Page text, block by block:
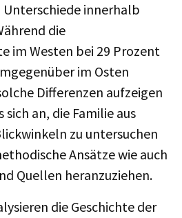
innerhalb
die
im Westen bei 29 Prozent
im Osten
Differenzen aufzeigen
an, die Familie aus
zu untersuchen
Ansätze wie auch
Quellen heranzuziehen.
die Geschichte der